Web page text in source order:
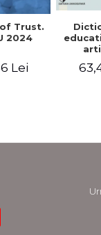
Trust.
2024
Lei